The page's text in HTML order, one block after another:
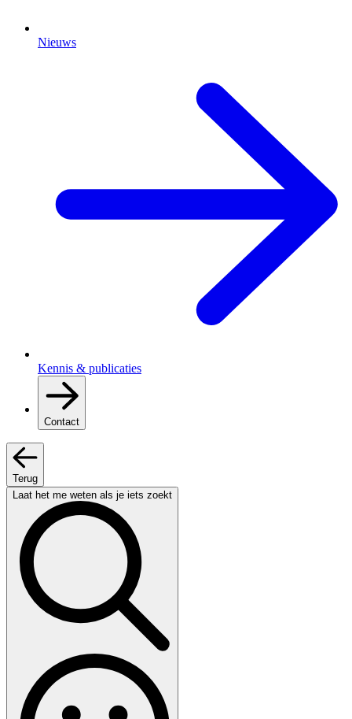
Nieuws
Kennis & publicaties
Contact
Terug
Laat het me weten als je iets zoekt